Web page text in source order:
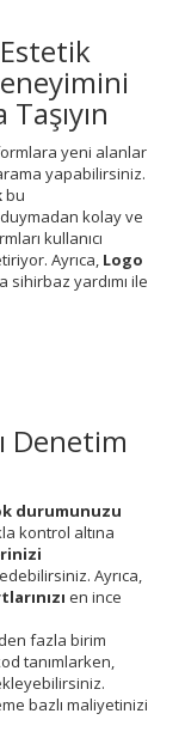
yeni alanlar
yapabilirsiniz.
bu
kolay ve
kullanıcı
Ayrıca, Logo
yardımı ile
Denetim
durumunuzu
kontrol altına
Ayrıca,
en ince
fazla birim
tanımlarken,
bazlı maliyetinizi